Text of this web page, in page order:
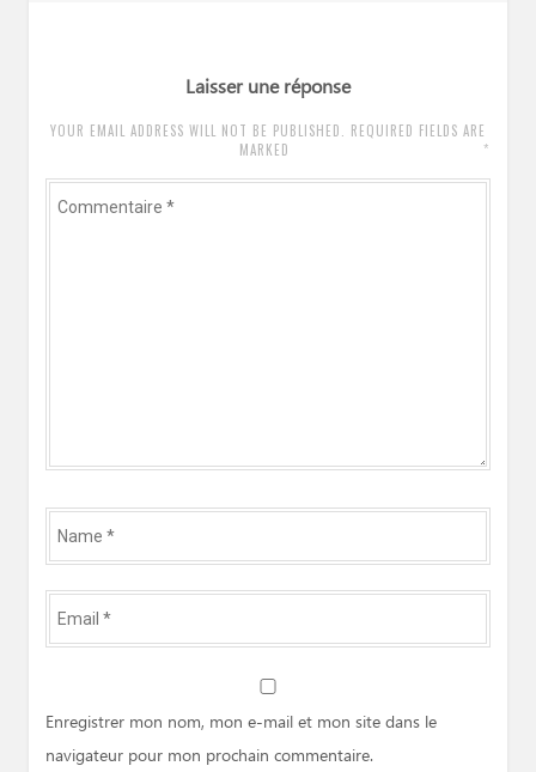
Laisser une réponse
YOUR EMAIL ADDRESS WILL NOT BE PUBLISHED. REQUIRED FIELDS ARE
MARKED
*
Commentaire
Name
*
Email
*
Enregistrer mon nom, mon e-mail et mon site dans le
navigateur pour mon prochain commentaire.